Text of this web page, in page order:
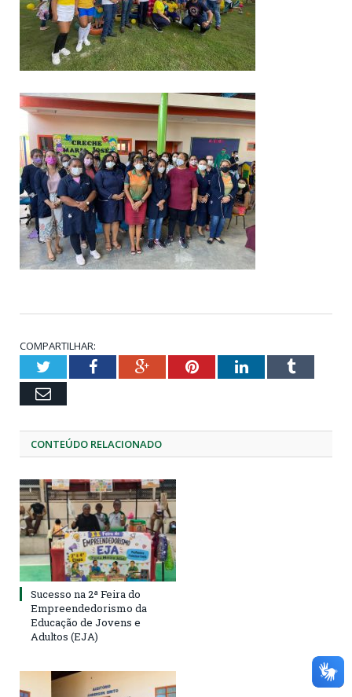
COMPARTILHAR:
TwitterFacebookGoogle+PinterestLinkedInTumblr
Email
CONTEÚDO RELACIONADO
Sucesso na 2ª Feira do
Empreendedorismo da
Educação de Jovens e
Adultos (EJA)